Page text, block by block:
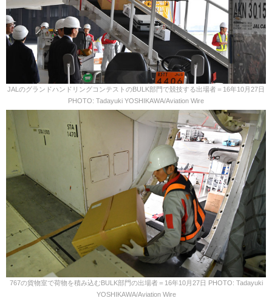
JALのグランドハンドリングコンテストのBULK部門で競技する出場者＝16年10月27日
PHOTO: Tadayuki YOSHIKAWA/Aviation Wire
767の貨物室で荷物を積み込むBULK部門の出場者＝16年10月27日 PHOTO: Tadayuki
YOSHIKAWA/Aviation Wire